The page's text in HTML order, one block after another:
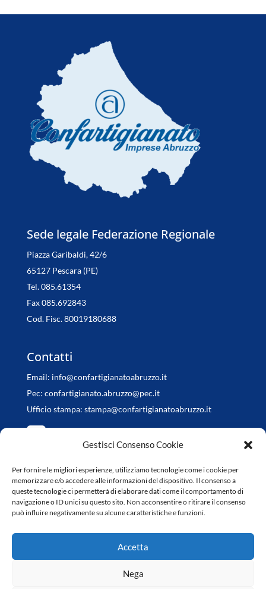
Gestisci Consenso Cookie
Per fornire le migliori esperienze, utilizziamo tecnologie come i cookie per
memorizzare e/o accedere alle informazioni del dispositivo. Il consenso a
queste tecnologie ci permetterà di elaborare dati come il comportamento di
navigazione o ID unici su questo sito. Non acconsentire o ritirare il consenso
può influire negativamente su alcune caratteristiche e funzioni.
Accetta
Nega
Sede legale Federazione Regionale
Piazza Garibaldi, 42/6
65127 Pescara (PE)
Tel. 085.61354
Fax 085.692843
Cod. Fisc. 80019180688
Contatti
Email: info@confartigianatoabruzzo.it
Pec: confartigianato.abruzzo@pec.it
Ufficio stampa: stampa@confartigianatoabruzzo.it
Orari di apertura
da Lunedì a Venerdì
8.30-13.00 / 14.30-18.00